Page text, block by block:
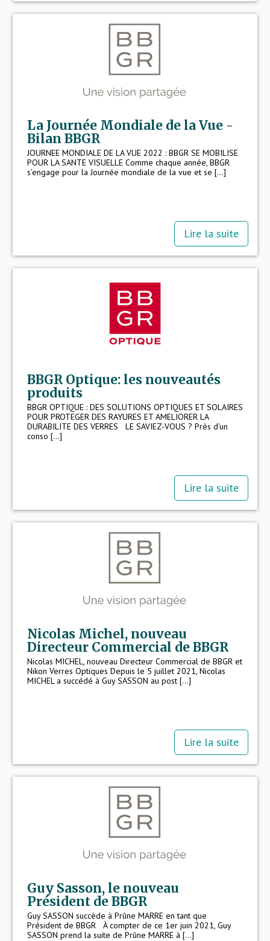
La Journée Mondiale de la Vue -
Bilan BBGR
JOURNEE MONDIALE DE LA VUE 2022 : BBGR SE MOBILISE
POUR LA SANTE VISUELLE Comme chaque année, BBGR
s’engage pour la Journée mondiale de la vue et se [...]
Lire la suite
BBGR Optique: les nouveautés
produits
BBGR OPTIQUE : DES SOLUTIONS OPTIQUES ET SOLAIRES
POUR PROTEGER DES RAYURES ET AMELIORER LA
DURABILITE DES VERRES LE SAVIEZ-VOUS ? Près d’un
conso [...]
Lire la suite
Nicolas Michel, nouveau
Directeur Commercial de BBGR
Nicolas MICHEL, nouveau Directeur Commercial de BBGR et
Nikon Verres Optiques Depuis le 5 juillet 2021, Nicolas
MICHEL a succédé à Guy SASSON au post [...]
Lire la suite
Guy Sasson, le nouveau
Président de BBGR
Guy SASSON succède à Prûne MARRE en tant que
Président de BBGR À compter de ce 1er juin 2021, Guy
SASSON prend la suite de Prûne MARRE à [...]